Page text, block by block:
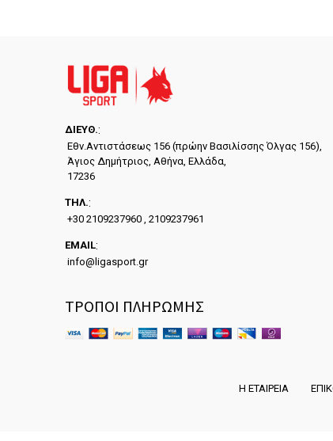
ΔΙΕYΘ.:
Εθν.Αντιστάσεως 156 (πρώην Βασιλίσσης Όλγας 156),
Άγιος Δημήτριος, Αθήνα, Ελλάδα,
17236
ΤΗΛ.:
+30 2109237960 , 2109237961
EMAIL:
info@ligasport.gr
ΤΡΟΠΟΙ ΠΛΗΡΩΜΗΣ
Η ΕΤΑΙΡΕΙΑ